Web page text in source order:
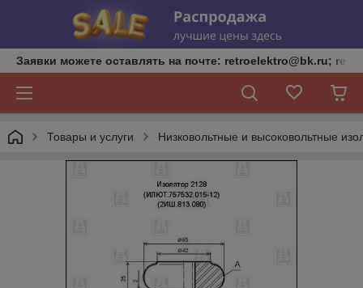
Заявки можете оставлять на почте: retroelektro@bk.ru;
Товары и услуги Низковольтные и высоковольтные